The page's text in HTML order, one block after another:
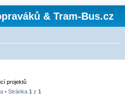
& Tram-Bus.cz
projektů
• Stránka 1 z 1